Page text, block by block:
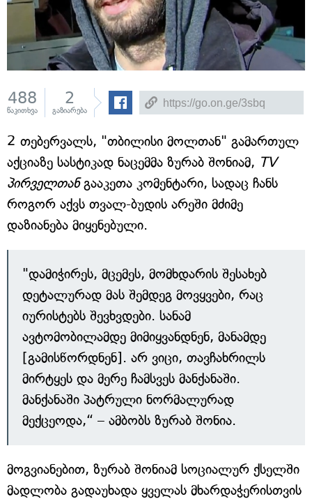
488
წაკითხვა
2
გაზიარება
2 თებერვალს, "თბილისი მოლთან" გამართულ
აქციაზე სასტიკად ნაცემმა ზურაბ შონიამ, TV
პირველთანგააკეთა კომენტარი, სადაც ჩანს
როგორ აქვს თვალ-ბუდის არეში მძიმე
დაზიანება მიყენებული.
"დამიჭირეს, მცემეს, მომხდარის შესახებ
დეტალურად მას შემდეგ მოვყვები, რაც
იურისტებს შევხვდები. სანამ
ავტომობილამდე მიმიყვანდნენ, მანამდე
[გამისწორდნენ]. არ ვიცი, თავჩახრილს
მირტყეს და მერე ჩამსვეს მანქანაში.
მანქანაში პატრული ნორმალურად
მექცეოდა,“ – ამბობს ზურაბ შონია.
მოგვიანებით, ზურაბ შონიამ სოციალურ ქსელში
მადლობა გადაუხადა ყველას მხარდაჭერისთვის